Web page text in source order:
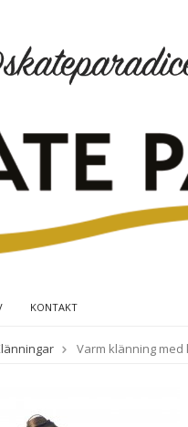
KONTAKT
Varm klänning med